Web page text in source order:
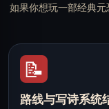
如果你想玩一部经典
📝
路线与写诗系统